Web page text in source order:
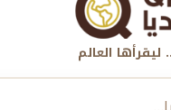
العالم